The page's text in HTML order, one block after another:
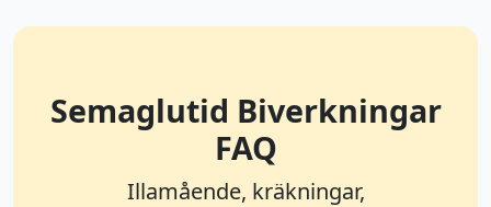
Semaglutid Biverkningar
FAQ
Illamående, kräkningar,